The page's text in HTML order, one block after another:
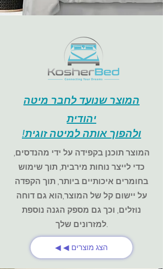
המוצר שנועד לחבר מיטה
יהודית
ולהפוך אותה למיטה זוגית!
המוצר תוכנן בקפידה על ידי מהנדסים,
כדי לייצר נוחות מירבית, תוך שימוש
בחומרים איכותיים ביותר, תוך הקפדה
על יישום קל של המוצר,הוא גם דוחה
נוזלים, וכך גם מספק הגנה נוספת
למזרונים שלך.
◀ ◀ הצג מוצרים